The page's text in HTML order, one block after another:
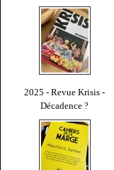
2025 - Revue Krisis -
Décadence ?